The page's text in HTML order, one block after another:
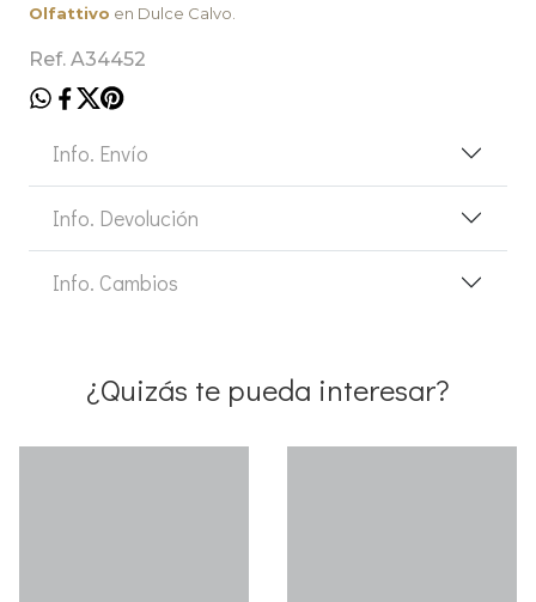
Olfattivo en Dulce Calvo.
Ref. A34452
Info. Envío
Info. Devolución
Info. Cambios
¿Quizás te pueda interesar?